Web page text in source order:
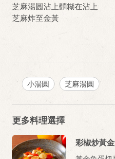
芝麻湯圓沾上麵糊在沾上
芝麻炸至金黃
小湯圓 芝麻湯圓
更多料理選擇
彩椒炒黃